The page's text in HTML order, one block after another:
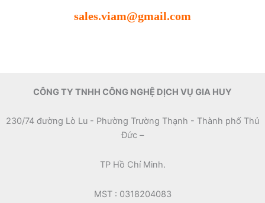
sales.viam@gmail.com
CÔNG TY TNHH CÔNG NGHỆ DỊCH VỤ GIA HUY
230/74 đường Lò Lu - Phường Trường Thạnh - Thành phố Thủ
Đức –
TP Hồ Chí Minh.
MST : 0318204083